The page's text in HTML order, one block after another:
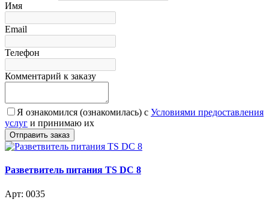
Имя
Email
Телефон
Комментарий к заказу
Я ознакомился (ознакомилась) с Условиями предоставления
услуг и принимаю их
Разветвитель питания TS DC 8
Арт: 0035